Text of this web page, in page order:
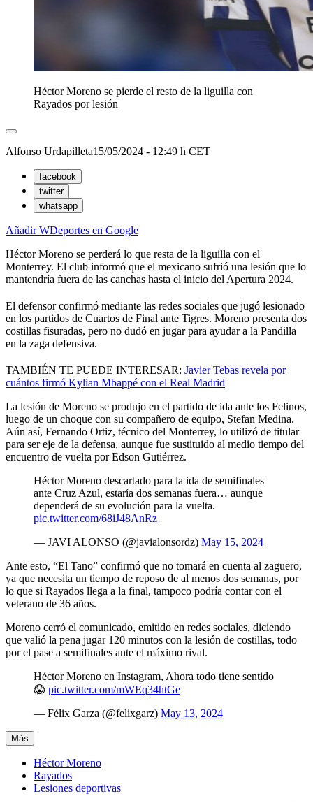
Héctor Moreno se pierde el resto de la liguilla con
Rayados por lesión
Alfonso Urdapilleta15/05/2024 - 12:49 h CET
facebook
twitter
whatsapp
Añadir WDeportes en Google
Héctor Moreno se perderá lo que resta de la liguilla con el
Monterrey. El club informó que el mexicano sufrió una lesión que lo
mantendría fuera de las canchas hasta el inicio del Apertura 2024.
El defensor confirmó mediante las redes sociales que jugó lesionado
en los partidos de Cuartos de Final ante Tigres. Moreno presenta dos
costillas fisuradas, pero no dudó en jugar para ayudar a la Pandilla
en la zaga defensiva.
TAMBIÉN TE PUEDE INTERESAR: Javier Tebas revela por
cuántos firmó Kylian Mbappé con el Real Madrid
La lesión de Moreno se produjo en el partido de ida ante los Felinos,
luego de un choque con su compañero de equipo, Stefan Medina.
Aún así, Fernando Ortiz, técnico del Monterrey, lo utilizó de titular
para ser eje de la defensa, aunque fue sustituido al medio tiempo del
encuentro de vuelta por Edson Gutiérrez.
Héctor Moreno descartado para la ida de semifinales
ante Cruz Azul, estaría dos semanas fuera… aunque
dependerá de su evolución para la vuelta.
pic.twitter.com/68iJ48AnRz
— JAVI ALONSO (@javialonsordz) May 15, 2024
Ante esto, “El Tano” confirmó que no tomará en cuenta al zaguero,
ya que necesita un tiempo de reposo de al menos dos semanas, por
lo que si Rayados llega a la final, tampoco podría contar con el
veterano de 36 años.
Moreno cerró el comunicado, emitido en redes sociales, diciendo
que valió la pena jugar 120 minutos con la lesión de costillas, todo
por el pase a semifinales ante el máximo rival.
Héctor Moreno en Instagram, Ahora todo tiene sentido
😱 pic.twitter.com/mWEq34htGe
— Félix Garza (@felixgarz) May 13, 2024
Más
Héctor Moreno
Rayados
Lesiones deportivas